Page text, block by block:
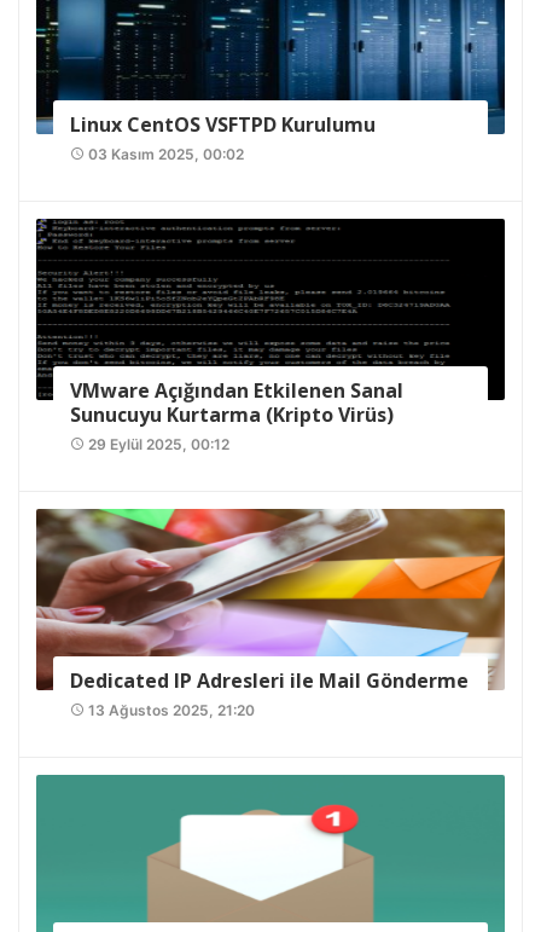
Linux CentOS VSFTPD Kurulumu
access_time 03 Kasım 2025, 00:02
VMware Açığından Etkilenen Sanal
Sunucuyu Kurtarma (Kripto Virüs)
access_time 29 Eylül 2025, 00:12
Dedicated IP Adresleri ile Mail Gönderme
access_time 13 Ağustos 2025, 21:20